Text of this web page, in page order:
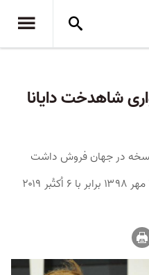
شاهدخت دایانا
یک شنبه ۱۴ مهر ۱۳۹۸ برابر با ۶ اُکتُبر ۲۰۱۹